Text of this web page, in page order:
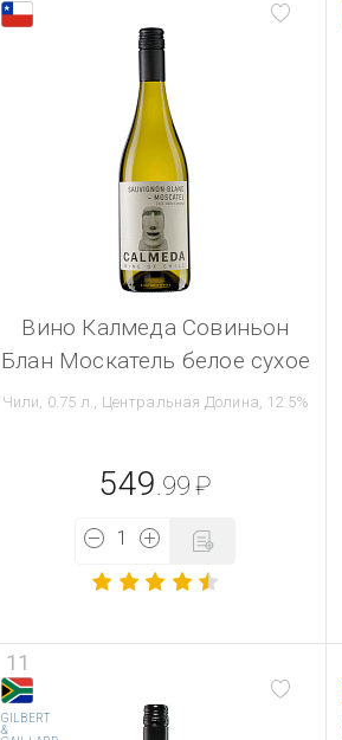
Вино Калмеда Совиньон
Блан Москатель белое сухое
Чили, 0.75 л., Центральная Долина, 12.5%
549 .99 ₽
GILBERT
&
11